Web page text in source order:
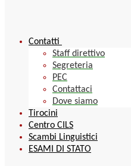
Contatti
Staff direttivo
Segreteria
PEC
Contattaci
Dove siamo
Tirocini
Centro CILS
Scambi Linguistici
ESAMI DI STATO